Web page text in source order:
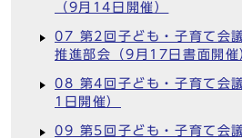
（9月14日開催）
07 第2回子ども・子育て会
推進部会（9月17日書面開催
08 第4回子ども・子育て会
1日開催）
09 第5回子ども・子育て会